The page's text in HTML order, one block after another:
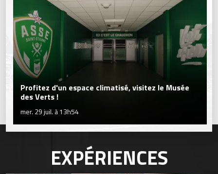
Profitez d'un espace climatisé, visitez le Musée
des Verts !
mer. 29 juil. à 13h54
EXPÉRIENCES